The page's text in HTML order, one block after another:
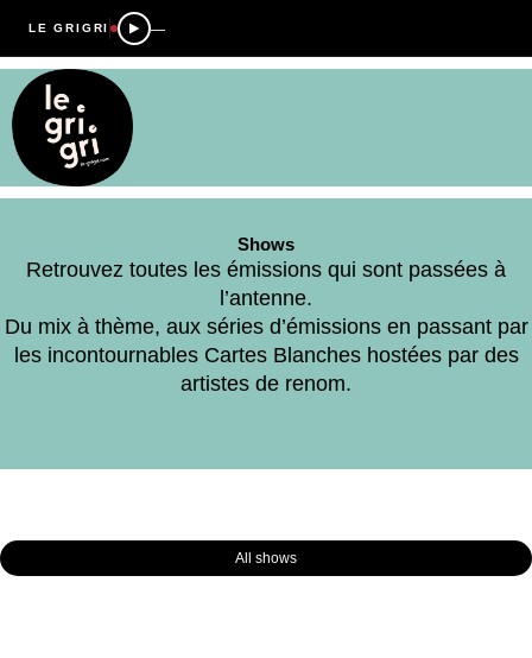
LE GRIGRI —
Shows
Retrouvez toutes les émissions qui sont passées à
l’antenne.
Du mix à thème, aux séries d’émissions en passant par
les incontournables Cartes Blanches hostées par des
artistes de renom.
All shows